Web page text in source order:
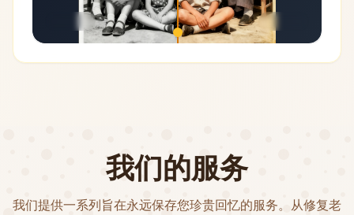
我们的服务
我们提供一系列旨在永远保存您珍贵回忆的服务。从修复老